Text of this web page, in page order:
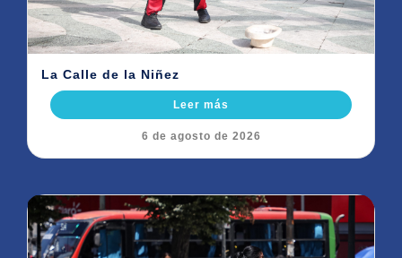
La Calle de la Niñez
Leer más
6 de agosto de 2026